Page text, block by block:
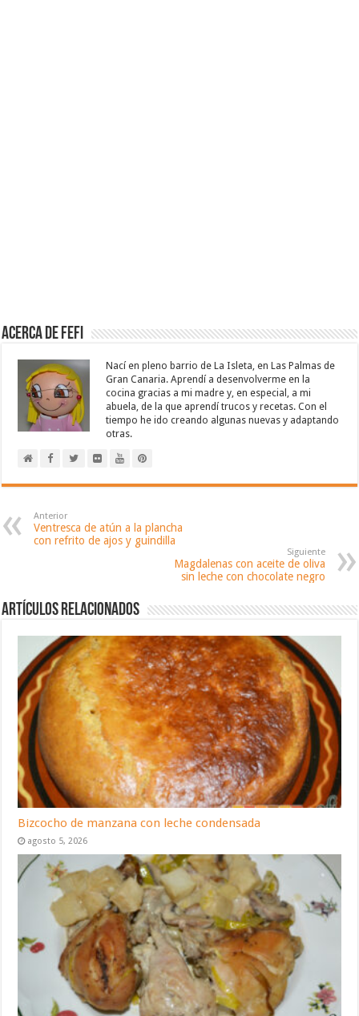
Acerca de Fefi
Nací en pleno barrio de La Isleta, en Las Palmas de
Gran Canaria. Aprendí a desenvolverme en la
cocina gracias a mi madre y, en especial, a mi
abuela, de la que aprendí trucos y recetas. Con el
tiempo he ido creando algunas nuevas y adaptando
otras.
Anterior
Ventresca de atún a la plancha
con refrito de ajos y guindilla
Siguiente
Magdalenas con aceite de oliva
sin leche con chocolate negro
Artículos relacionados
Bizcocho de manzana con leche condensada
agosto 5, 2026